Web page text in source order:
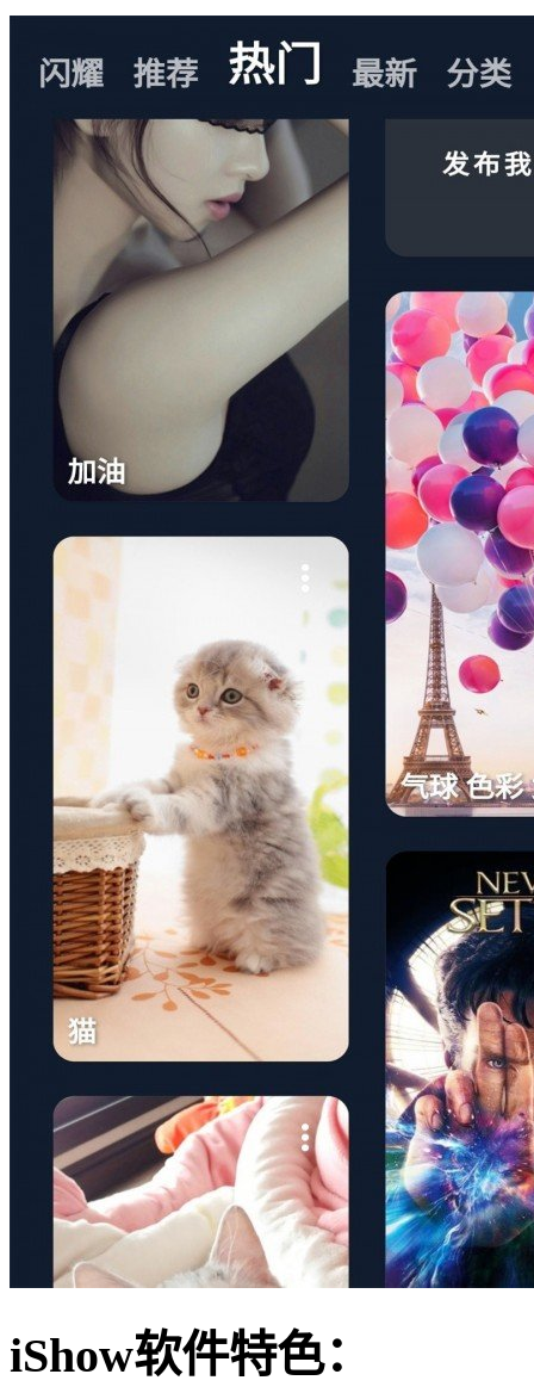
iShow软件特色：